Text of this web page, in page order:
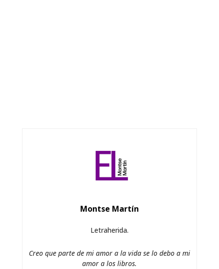
Montse Martín
Letraherida.
Creo que parte de mi amor a la vida se lo debo a mi
amor a los libros.